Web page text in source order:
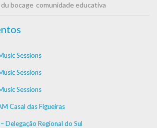
bocage comunidade educativa
Sessions
Sessions
Sessions
Casal das Figueiras
Delegação Regional do Sul